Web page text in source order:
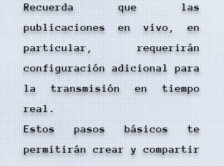
Recuerda que las
publicaciones en vivo, en
particular, requerirán
configuración adicional para
la transmisión en tiempo
real.
Estos pasos básicos te
permitirán crear y compartir